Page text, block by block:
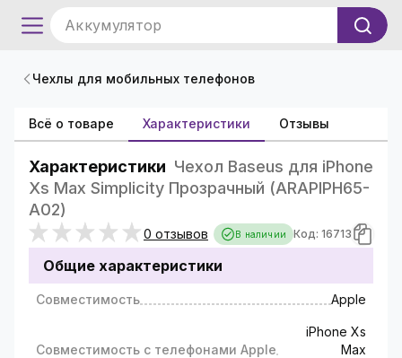
Аккумулятор
Чехлы для мобильных телефонов
Всё о товаре Характеристики Отзывы
Характеристики Чехол Baseus для iPhone
Xs Max Simplicity Прозрачный (ARAPIPH65-
A02)
0 отзывов В наличии Код: 16713
Общие характеристики
Совместимость Apple
Совместимость с телефонами Apple
iPhone Xs
Max